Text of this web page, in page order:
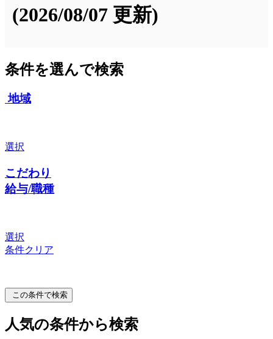
(2026/08/07 更新)
条件を選んで検索
地域
選択
こだわり
給与/職種
選択
条件クリア
この条件で検索
人気の条件から検索